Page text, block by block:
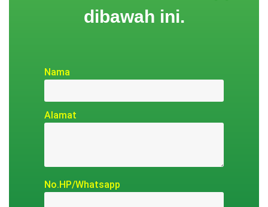
dibawah ini.
Nama
Alamat
No.HP/Whatsapp